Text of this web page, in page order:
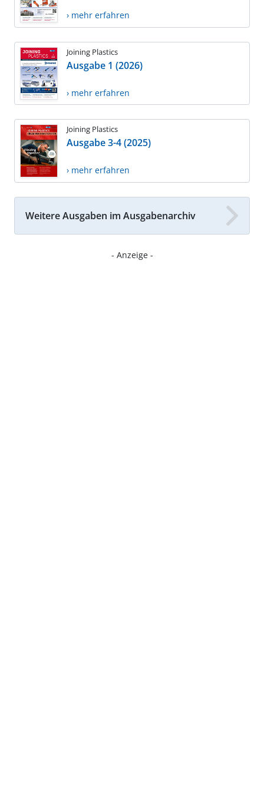
› mehr erfahren
Joining Plastics
Ausgabe 1 (2026)
› mehr erfahren
Joining Plastics
Ausgabe 3-4 (2025)
› mehr erfahren
Weitere Ausgaben im Ausgabenarchiv
- Anzeige -